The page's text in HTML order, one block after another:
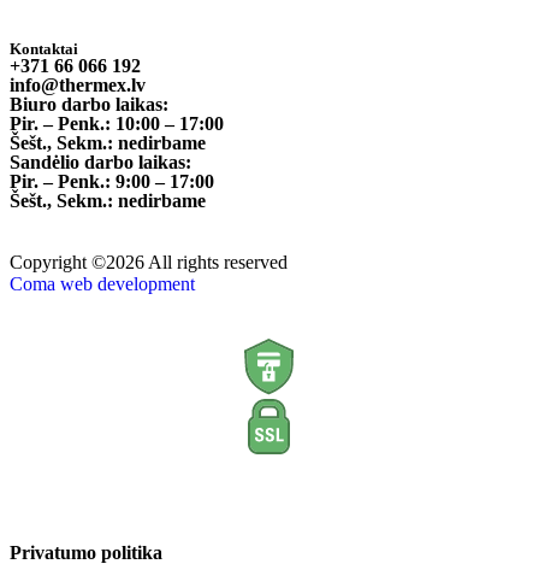
Kontaktai
+371 66 066 192
info@thermex.lv
Biuro darbo laikas:
Pir. – Penk.: 10:00 – 17:00
Šešt., Sekm.: nedirbame
Sandėlio darbo laikas:
Pir. – Penk.: 9:00 – 17:00
Šešt., Sekm.: nedirbame
Copyright ©2026 All rights reserved
Coma web development
Privatumo politika